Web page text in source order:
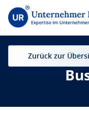
Zurück zur